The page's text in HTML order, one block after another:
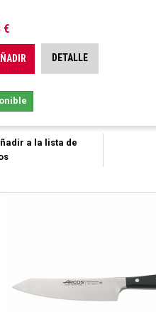
€
DETALLE
a la lista de